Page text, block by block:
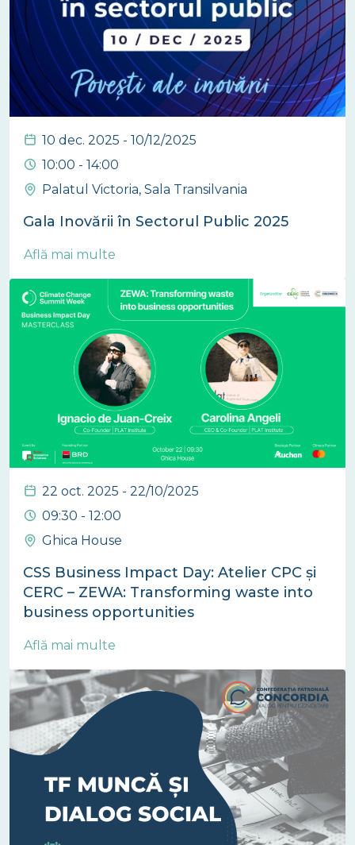
10 dec. 2025 - 10/12/2025
10:00 - 14:00
Palatul Victoria, Sala Transilvania
Gala Inovării în Sectorul Public 2025
Află mai multe
22 oct. 2025 - 22/10/2025
09:30 - 12:00
Ghica House
CSS Business Impact Day: Atelier CPC și
CERC – ZEWA: Transforming waste into
business opportunities
Află mai multe